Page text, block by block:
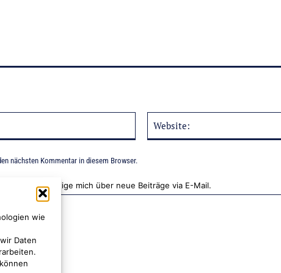
wie
Daten
Mail:*
nächsten Kommentar in diesem Browser.
Benachrichtige mich über neue Beiträge via E-Mail.